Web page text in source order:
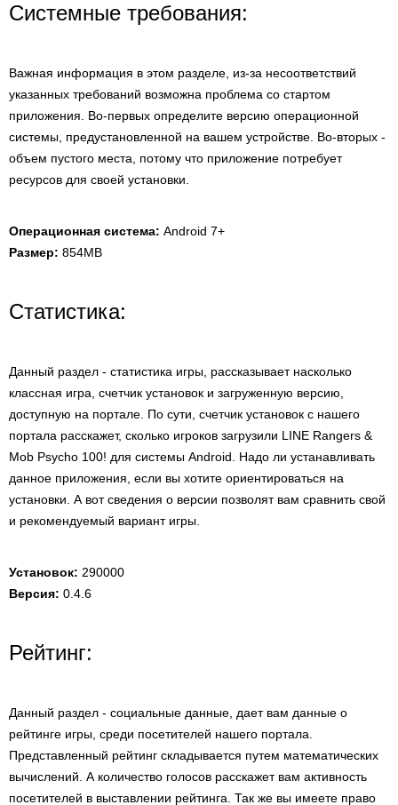
Системные требования:
Важная информация в этом разделе, из-за несоответствий
указанных требований возможна проблема со стартом
приложения. Во-первых определите версию операционной
системы, предустановленной на вашем устройстве. Во-вторых -
объем пустого места, потому что приложение потребует
ресурсов для своей установки.
Операционная система: Android 7+
Размер: 854MB
Статистика:
Данный раздел - статистика игры, рассказывает насколько
классная игра, счетчик установок и загруженную версию,
доступную на портале. По сути, счетчик установок с нашего
портала расскажет, сколько игроков загрузили LINE Rangers &
Mob Psycho 100! для системы Android. Надо ли устанавливать
данное приложения, если вы хотите ориентироваться на
установки. А вот сведения о версии позволят вам сравнить свой
и рекомендуемый вариант игры.
Установок: 290000
Версия: 0.4.6
Рейтинг:
Данный раздел - социальные данные, дает вам данные о
рейтинге игры, среди посетителей нашего портала.
Представленный рейтинг складывается путем математических
вычислений. А количество голосов расскажет вам активность
посетителей в выставлении рейтинга. Так же вы имеете право